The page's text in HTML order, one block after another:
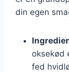
din egen
oksekød
fed